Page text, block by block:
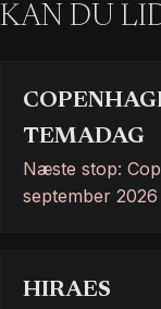
KAN DU
TEMADAG
Næste stop:
september 2026
HIRAES